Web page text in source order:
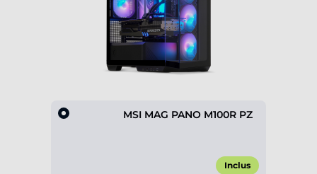
MSI MAG PANO M100R PZ
Inclus